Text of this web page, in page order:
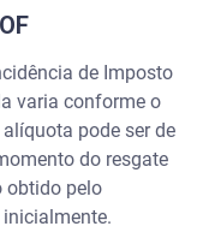
de Imposto
varia conforme o
pode ser de
do resgate
obtido pelo